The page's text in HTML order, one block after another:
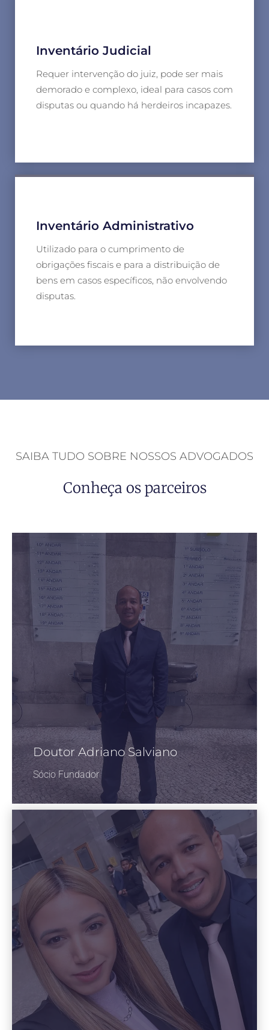
Inventário Judicial
Requer intervenção do juiz, pode ser mais
demorado e complexo, ideal para casos com
disputas ou quando há herdeiros incapazes.
Inventário Administrativo
Utilizado para o cumprimento de
obrigações fiscais e para a distribuição de
bens em casos específicos, não envolvendo
disputas.
SAIBA TUDO SOBRE NOSSOS ADVOGADOS
Conheça os parceiros
Doutor Adriano Salviano
Sócio Fundador